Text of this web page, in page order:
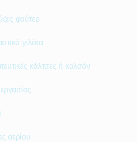
φούτερ
γιλέκα
κάλτσες ή καλσόν
αερίου